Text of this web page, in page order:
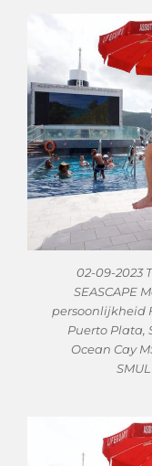
02-09-2023
SEASCAPE
persoonlijkheid
Puerto Plata,
Ocean Cay